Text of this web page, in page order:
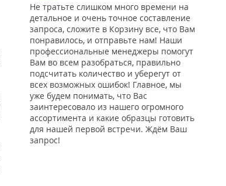
Не тратьте слишком много времени на
детальное и очень точное составление
запроса, сложите в Корзину все, что Вам
понравилось, и отправьте нам! Наши
профессиональные менеджеры помогут
Вам во всем разобраться, правильно
подсчитать количество и уберегут от
всех возможных ошибок! Главное, мы
уже будем понимать, что Вас
заинтересовало из нашего огромного
ассортимента и какие образцы готовить
для нашей первой встречи. Ждём Ваш
запрос!